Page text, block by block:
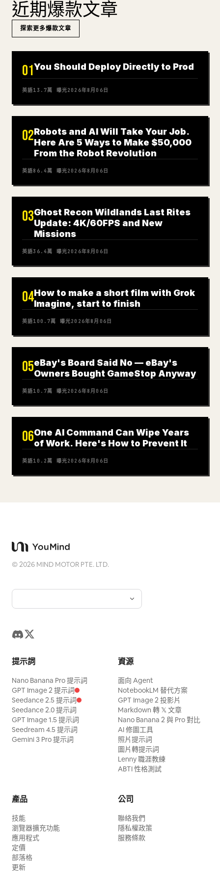
近期爆款文章
探索更多爆款文章
01You Should Deploy Directly to Prod
英語13.7萬 曝光2026年8月06日
02Robots and AI Will Take Your Job.
Here Are 5 Ways to Make $50,000
From the Robot Revolution
英語86.4萬 曝光2026年8月06日
03Ghost Recon Wildlands Last Rites
Update: 4K/60FPS and New
Missions
英語36.4萬 曝光2026年8月06日
04How to make a short film with Grok
Imagine, start to finish
英語100.7萬 曝光2026年8月06日
05eBay's Board Said No — eBay's
Owners Bought GameStop Anyway
英語10.7萬 曝光2026年8月06日
06One AI Command Can Wipe Years
of Work. Here's How to Prevent It
英語10.2萬 曝光2026年8月06日
©2026 MIND MOTOR PTE. LTD.
提示詞
Nano Banana Pro 提示詞
GPT Image 2 提示詞
Seedance 2.5 提示詞
Seedance 2.0 提示詞
GPT Image 1.5 提示詞
Seedream 4.5 提示詞
Gemini 3 Pro 提示詞
資源
面向 Agent
NotebookLM 替代方案
GPT Image 2 投影片
Markdown 轉 𝕏 文章
Nano Banana 2 與 Pro 對比
AI 修圖工具
照片提示詞
圖片轉提示詞
Lenny 職涯教練
ABTI 性格測試
產品
技能
瀏覽器擴充功能
應用程式
定價
部落格
更新
公司
聯絡我們
隱私權政策
服務條款